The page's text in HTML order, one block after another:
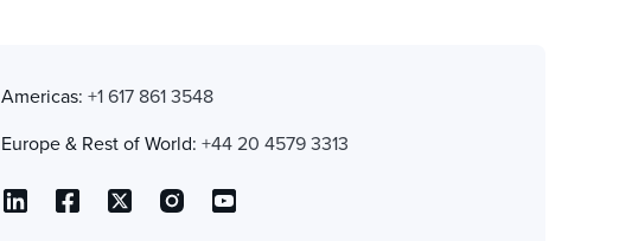
Americas:+1 617 861 3548
Europe & Rest of World:+44 20 4579 3313